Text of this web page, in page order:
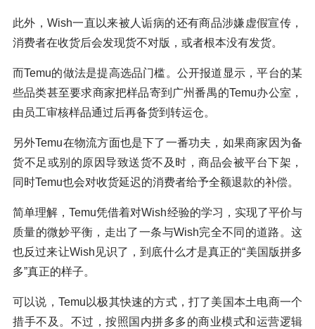
此外，Wish一直以来被人诟病的还有商品涉嫌虚假宣传，
消费者在收货后会发现货不对版，或者根本没有发货。
而Temu的做法是提高选品门槛。公开报道显示，平台的某
些品类甚至要求商家把样品寄到广州番禺的Temu办公室，
由员工审核样品通过后再备货到转运仓。
另外Temu在物流方面也是下了一番功夫，如果商家因为备
货不足或别的原因导致送货不及时，商品会被平台下架，
同时Temu也会对收货延迟的消费者给予全额退款的补偿。
简单理解，Temu凭借着对Wish经验的学习，实现了平价与
质量的微妙平衡，走出了一条与Wish完全不同的道路。这
也反过来让Wish见识了，到底什么才是真正的“美国版拼多
多”真正的样子。
可以说，Temu以极其快速的方式，打了美国本土电商一个
措手不及。不过，按照国内拼多多的商业模式和运营逻辑